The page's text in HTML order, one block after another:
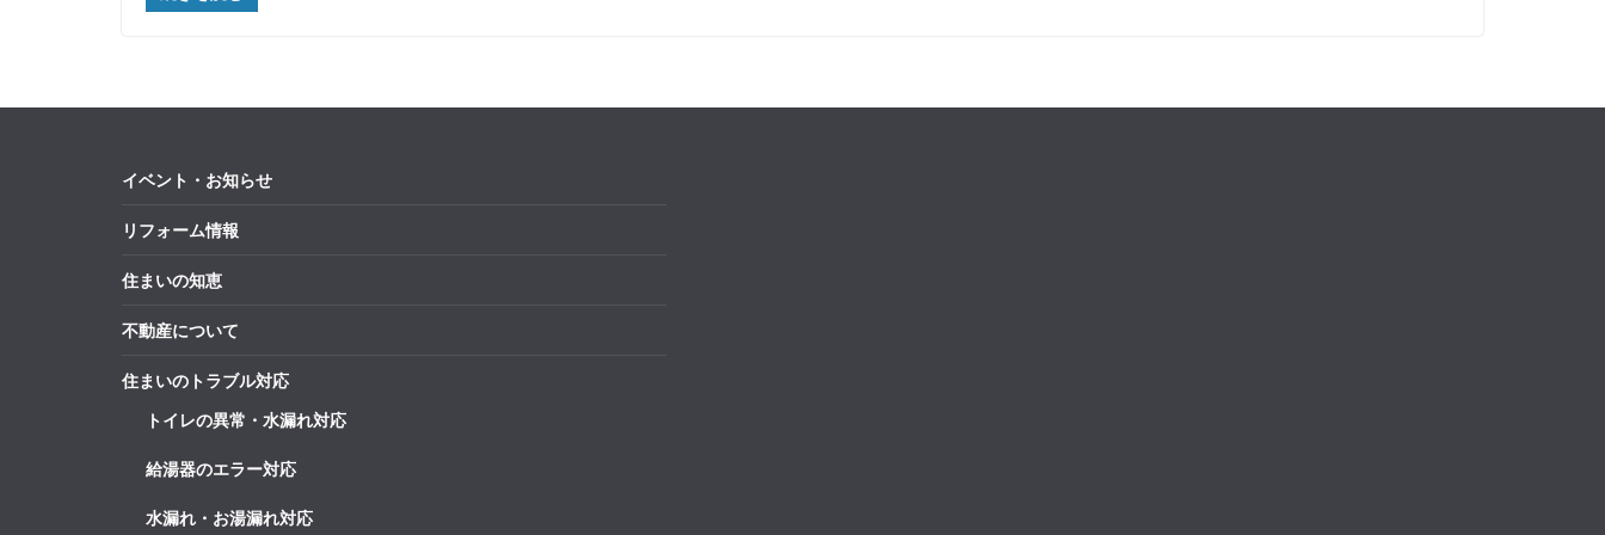
イベント・お知らせ
リフォーム情報
住まいの知恵
不動産について
住まいのトラブル対応
トイレの異常・水漏れ対応
給湯器のエラー対応
水漏れ・お湯漏れ対応